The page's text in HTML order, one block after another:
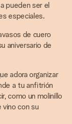
pueden ser el
especiales.
de cuero
aniversario de
adora organizar
a tu anfitrión
como un molinillo
vino con su